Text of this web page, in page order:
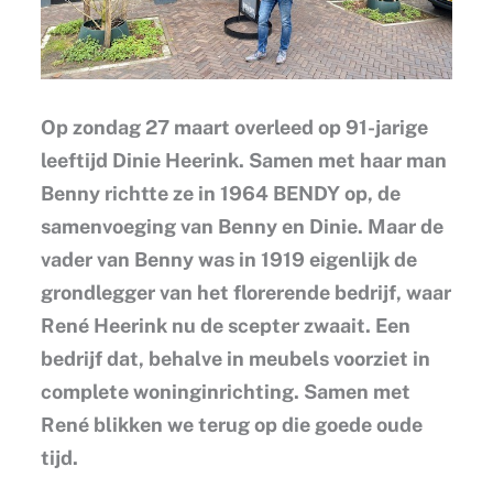
Op zondag 27 maart overleed op 91-jarige
leeftijd Dinie Heerink. Samen met haar man
Benny richtte ze in 1964 BENDY op, de
samenvoeging van Benny en Dinie. Maar de
vader van Benny was in 1919 eigenlijk de
grondlegger van het florerende bedrijf, waar
René Heerink nu de scepter zwaait. Een
bedrijf dat, behalve in meubels voorziet in
complete woninginrichting. Samen met
René blikken we terug op die goede oude
tijd.